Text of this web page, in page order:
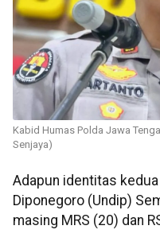
Kabid Humas Polda Jawa
Senjaya)
Adapun identitas
Diponegoro (Undip)
masing MRS (20) dan